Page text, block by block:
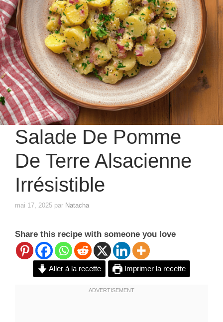
Salade De Pomme
De Terre Alsacienne
Irrésistible
mai 17, 2025 par Natacha
Share this recipe with someone you love
Aller à la recette Imprimer la recette